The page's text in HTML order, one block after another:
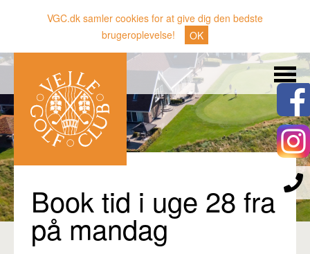
VGC.dk samler cookies for at give dig den bedste
brugeroplevelse!
OK
Nyheder
Klubben
Gæster
Sporten
Book tid i uge 28 fra
på mandag